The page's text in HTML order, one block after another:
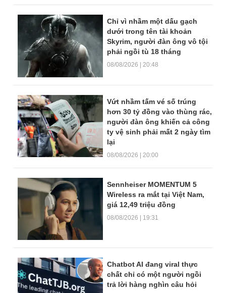
Chỉ vì nhầm một dấu gạch
dưới trong tên tài khoản
Skyrim, người đàn ông vô tội
phải ngồi tù 18 tháng
08/08/2026 | 20:48
Vứt nhầm tấm vé số trúng
hơn 30 tỷ đồng vào thùng rác,
người đàn ông khiến cả công
ty vệ sinh phải mất 2 ngày tìm
lại
08/08/2026 | 20:00
Sennheiser MOMENTUM 5
Wireless ra mắt tại Việt Nam,
giá 12,49 triệu đồng
08/08/2026 | 19:31
Chatbot AI đang viral thực
chất chỉ có một người ngồi
trả lời hàng nghìn câu hỏi